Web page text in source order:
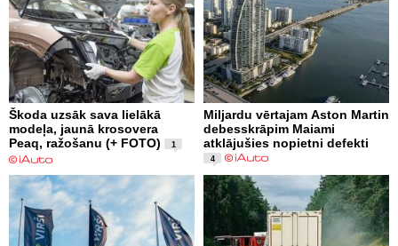
Škoda uzsāk sava lielākā
modeļa, jaunā krosovera
Peaq, ražošanu (+ FOTO)
1
Miljardu vērtajam Aston Martin
debesskrāpim Maiami
atklājušies nopietni defekti
4